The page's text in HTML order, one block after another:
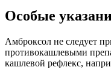
Особые
Амброксол не следует
противокашлевыми
кашлевой рефлекс,